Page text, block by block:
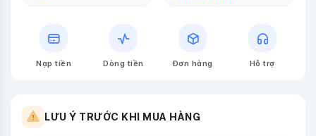
Nạp tiền Dòng tiền Đơn hàng Hỗ trợ
LƯU Ý TRƯỚC KHI MUA HÀNG